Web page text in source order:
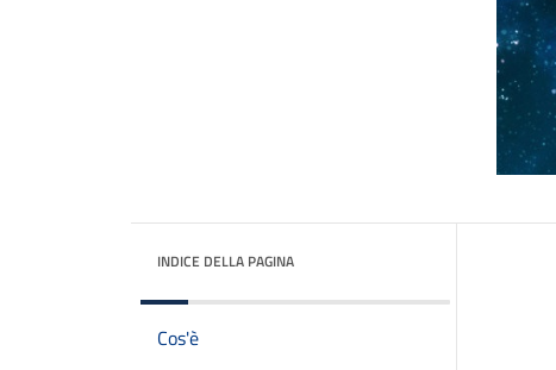
INDICE DELLA PAGINA
Cos'è